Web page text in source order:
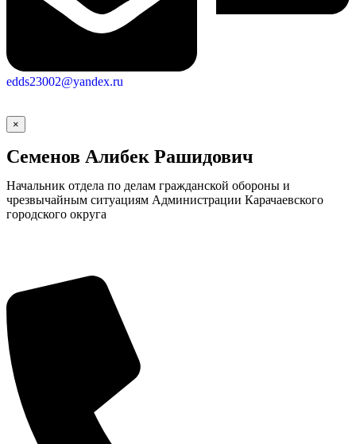
edds23002@yandex.ru
×
Семенов Алибек Рашидович
Начальник отдела по делам гражданской обороны и
чрезвычайным ситуациям Администрации Карачаевского
городского округа